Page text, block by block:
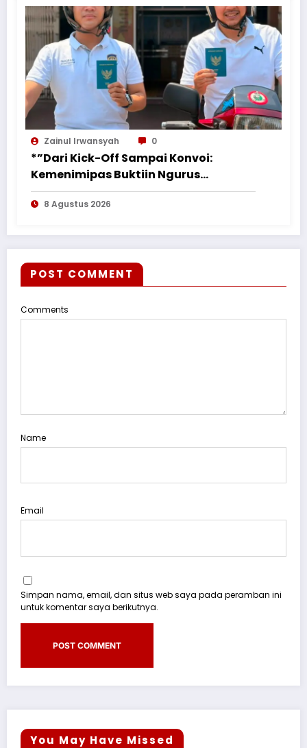
Zainul Irwansyah 0
*”Dari Kick-Off Sampai Konvoi:
Kemenimipas Buktiin Ngurus
Dokumen Nggak Harus Ribet &
Boring”*
8 Agustus 2026
POST COMMENT
Comments
Name
Email
Simpan nama, email, dan situs web saya pada peramban ini
untuk komentar saya berikutnya.
You May Have Missed